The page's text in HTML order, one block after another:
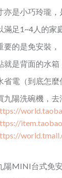
亦是小巧玲瓏，
滿足1~4人的家
要的是免安裝，
就是背面的水箱
省電（到底怎麼
九陽洗碗機，